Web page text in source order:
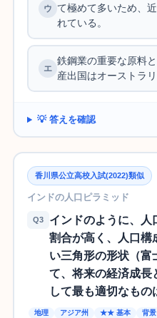
て極めて多いため、
れている。
鉄鋼業の重要な原料
産出国はオーストラ
💡 答えを確認
香川県公立高校入試(2022)類似
インドの人口ピラミッド
Q3
インドのように、人
割合が高く、人口構
い三角形の形状（富
て、将来の経済成長
して最も適切なもの
地理 アジア州 ★★ 基本 背